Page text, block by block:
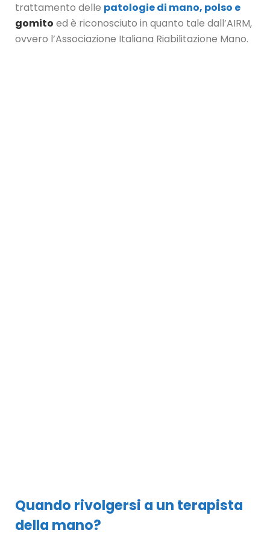
trattamento delle patologie di mano, polso e
gomito ed è riconosciuto in quanto tale dall’AIRM,
ovvero l’Associazione Italiana Riabilitazione Mano.
Quando rivolgersi a un terapista
della mano?